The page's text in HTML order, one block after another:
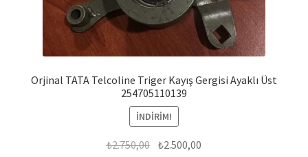
Orjinal TATA Telcoline Triger Kayış Gergisi Ayaklı Üst
254705110139
İNDIRIM!
₺2.750,00 Orijinal
₺2.500,00